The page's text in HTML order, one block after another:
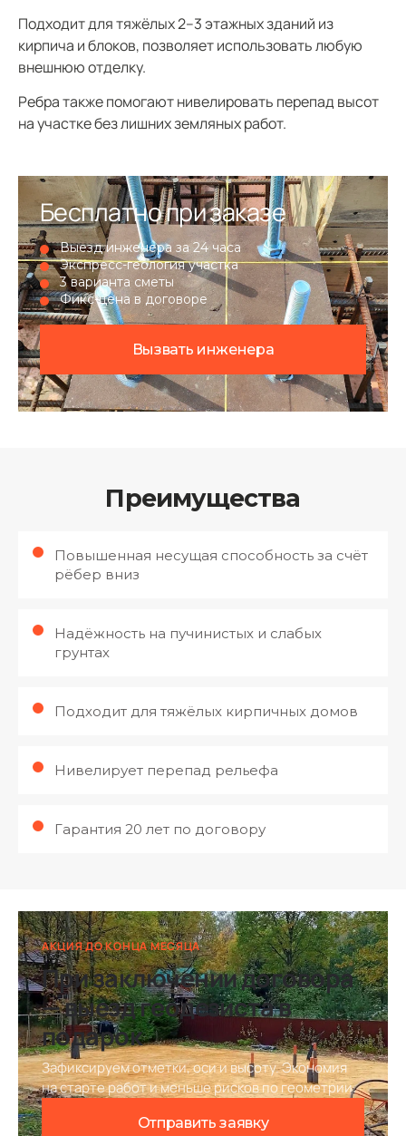
Подходит для тяжёлых 2–3 этажных зданий из
кирпича и блоков, позволяет использовать любую
внешнюю отделку.
Ребра также помогают нивелировать перепад высот
на участке без лишних земляных работ.
Бесплатно при заказе
Выезд инженера за 24 часа
Экспресс-геология участка
3 варианта сметы
Фикс-цена в договоре
Вызвать инженера
Преимущества
Повышенная несущая способность за счёт
рёбер вниз
Надёжность на пучинистых и слабых
грунтах
Подходит для тяжёлых кирпичных домов
Нивелирует перепад рельефа
Гарантия 20 лет по договору
АКЦИЯ ДО КОНЦА МЕСЯЦА
При заключении договора
— выезд геодезиста в
подарок
Зафиксируем отметки, оси и высоту. Экономия
на старте работ и меньше рисков по геометрии.
Отправить заявку